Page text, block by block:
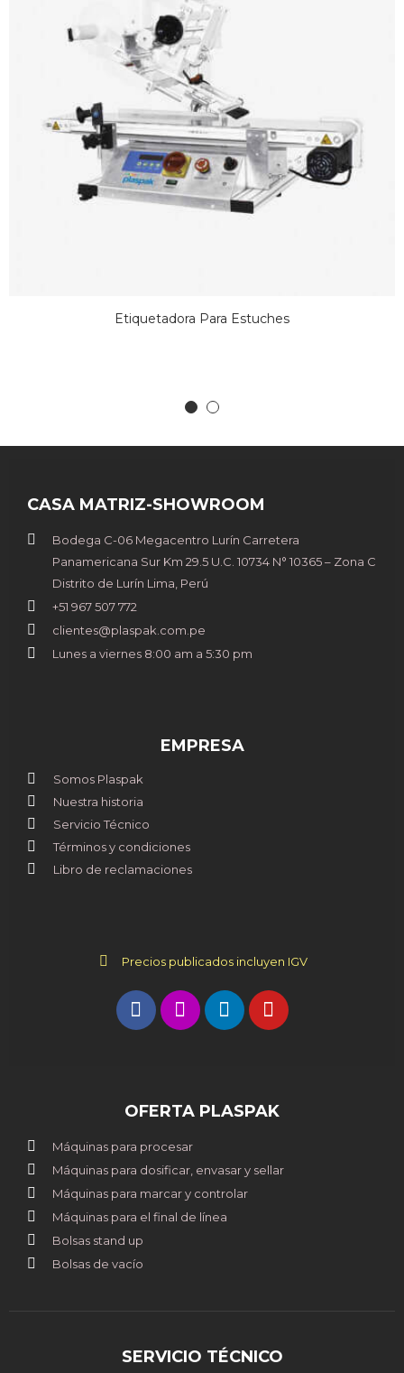
Etiquetadora Para Estuches
CASA MATRIZ-SHOWROOM
Bodega C-06 Megacentro Lurín Carretera
Panamericana Sur Km 29.5 U.C. 10734 N° 10365 – Zona C
Distrito de Lurín Lima, Perú
+51 967 507 772
clientes@plaspak.com.pe
Lunes a viernes 8:00 am a 5:30 pm
EMPRESA
Somos Plaspak
Nuestra historia
Servicio Técnico
Términos y condiciones
Libro de reclamaciones
Precios publicados incluyen IGV
OFERTA PLASPAK
Máquinas para procesar
Máquinas para dosificar, envasar y sellar
Máquinas para marcar y controlar
Máquinas para el final de línea
Bolsas stand up
Bolsas de vacío
SERVICIO TÉCNICO